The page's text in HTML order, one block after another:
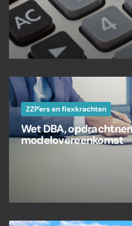
ZZP'ers en flexkrachten
Wet DBA,
modelovereenkomst